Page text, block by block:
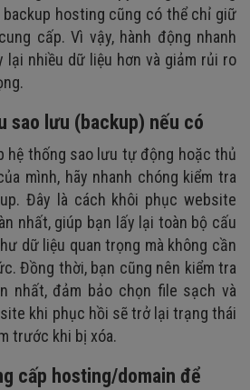
backup hosting cũng có thể chỉ giữ
cấp. Vì vậy, hành động nhanh
lại nhiều dữ liệu hơn và giảm rủi ro
sao lưu (backup) nếu có
hệ thống sao lưu tự động hoặc thủ
mình, hãy nhanh chóng kiểm tra
Đây là cách khôi phục website
nhất, giúp bạn lấy lại toàn bộ cấu
dữ liệu quan trọng mà không cần
Đồng thời, bạn cũng nên kiểm tra
nhất, đảm bảo chọn file sạch và
khi phục hồi sẽ trở lại trạng thái
trước khi bị xóa.
cấp hosting/domain để